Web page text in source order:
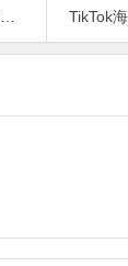
TikTok海外抖